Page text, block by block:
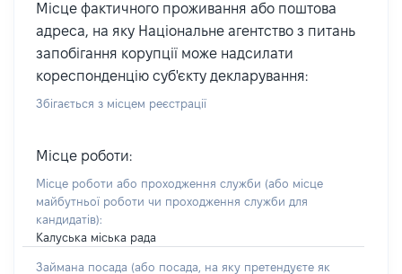
Місце фактичного проживання або поштова
адреса, на яку Національне агентство з питань
запобігання корупції може надсилати
кореспонденцію суб'єкту декларування:
Збігається з місцем реєстрації
Місце роботи:
Місце роботи або проходження служби (або місце
майбутньої роботи чи проходження служби для
кандидатів):
Калуська міська рада
Займана посада (або посада, на яку претендуєте як